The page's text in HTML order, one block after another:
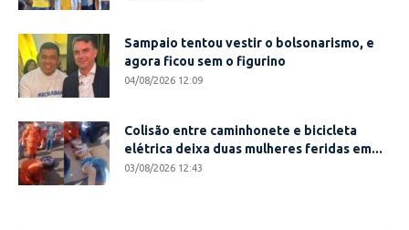
Sampaio tentou vestir o bolsonarismo, e
agora ficou sem o figurino
04/08/2026 12:09
Colisão entre caminhonete e bicicleta
elétrica deixa duas mulheres feridas em...
03/08/2026 12:43